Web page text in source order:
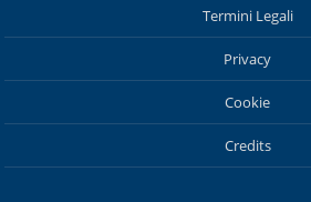
Termini Legali
Privacy
Cookie
Credits